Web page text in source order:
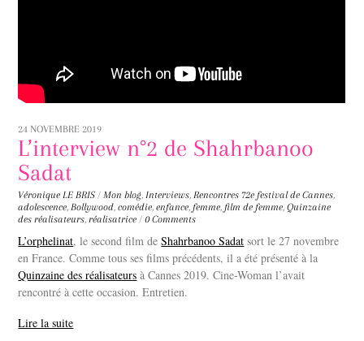
24 NOVEMBRE 2019
L’interview n°2 de Shahrbanoo
Sadat
Véronique LE BRIS / Mon blog,Interviews,Rencontres 72e festival de Cannes,
adolescence,Bollywood,comédie,enfance, femme, film de femme,Quinzaine
des réalisateurs,réalisatrice / 0 Comments
L’orphelinat, le second film deShahrbanoo Sadat sort le 27 novembre
en France. Comme tous ses films précédents, il a été présenté à la
Quinzaine des réalisateurs à Cannes 2019. Cine-Woman l’avait
rencontré à cette occasion. Entretien.
Lire la suite